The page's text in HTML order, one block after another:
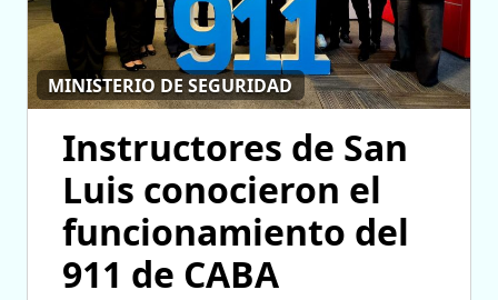
MINISTERIO DE SEGURIDAD
Instructores de San
Luis conocieron el
funcionamiento del
911 de CABA